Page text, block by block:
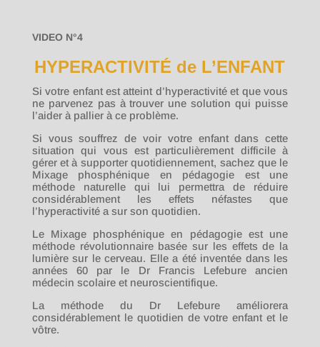
VIDEO N°4
HYPERACTIVITÉ de L’ENFANT
Si votre enfant est atteint d’hyperactivité et que vous
ne parvenez pas à trouver une solution qui puisse
l’aider à pallier à ce problème.
Si vous souffrez de voir votre enfant dans cette
situation qui vous est particulièrement difficile à
gérer et à supporter quotidiennement, sachez que le
Mixage phosphénique en pédagogie est une
méthode naturelle qui lui permettra de réduire
considérablement les effets néfastes que
l’hyperactivité a sur son quotidien.
Le Mixage phosphénique en pédagogie est une
méthode révolutionnaire basée sur les effets de la
lumière sur le cerveau. Elle a été inventée dans les
années 60 par le Dr Francis Lefebure ancien
médecin scolaire et neuroscientifique.
La méthode du Dr Lefebure améliorera
considérablement le quotidien de votre enfant et le
vôtre.